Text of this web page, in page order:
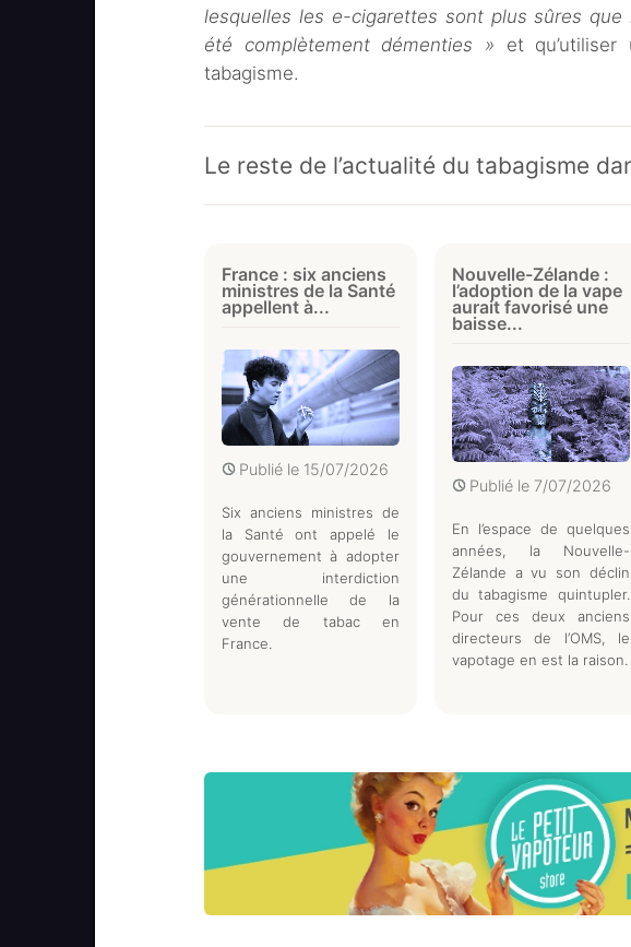
lesquelles les e-cigarettes sont plus sûres
été complètement démenties » et
tabagisme.
Le reste de l’actualité du tabagisme
France : six anciens
ministres de la Santé
appellent à...
Publié le 15/07/2026
Six anciens ministres de
la Santé ont appelé le
gouvernement à adopter
une interdiction
générationnelle de la
vente de tabac en
France.
Nouvelle-Zélande :
l’adoption de la vape
aurait favorisé une
baisse...
Publié le 7/07/2026
En l’espace de quelques
années, la Nouvelle-
Zélande a vu son déclin
du tabagisme quintupler.
Pour ces deux anciens
directeurs de l’OMS, le
vapotage en est la raison.